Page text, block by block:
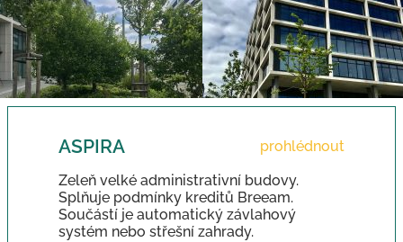
ASPIRA
prohlédnout
Zeleň velké administrativní budovy.
Splňuje podmínky kreditů Breeam.
Součástí je automatický závlahový
systém nebo střešní zahrady.